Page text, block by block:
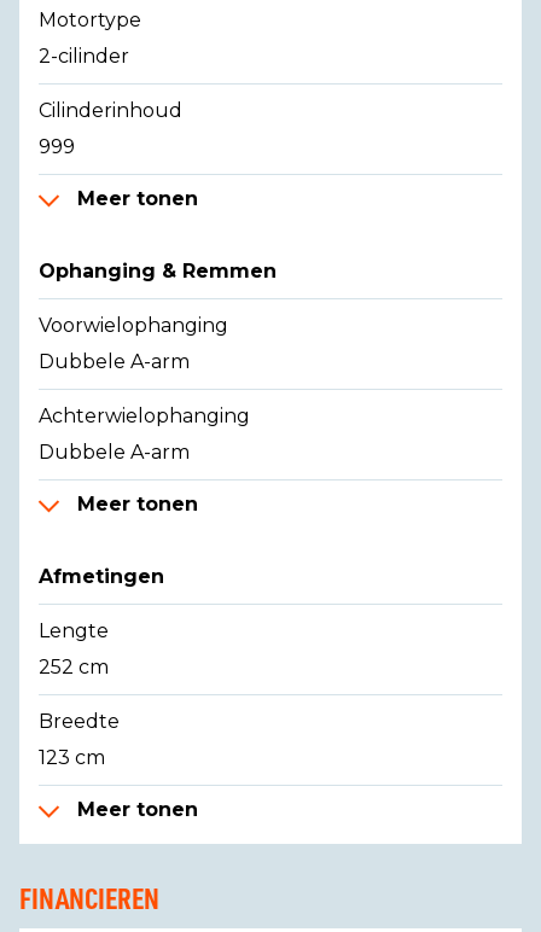
Motortype
2-cilinder
Cilinderinhoud
999
Meer tonen
Ophanging & Remmen
Voorwielophanging
Dubbele A-arm
Achterwielophanging
Dubbele A-arm
Meer tonen
Afmetingen
Lengte
252 cm
Breedte
123 cm
Meer tonen
FINANCIEREN